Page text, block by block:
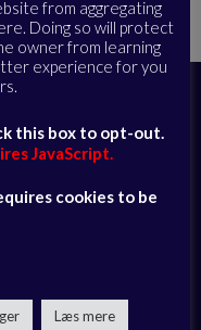
daglige e-
sessioner
from aggregating
Doing so will protect
owner from learning
experience for you
this box to opt-out.
JavaScript.
cookies to be
Læs mere